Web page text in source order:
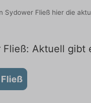
Sydower Fließ hier die
Aktuell